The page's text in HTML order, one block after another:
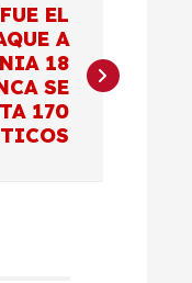
EL
A
18
SE
170